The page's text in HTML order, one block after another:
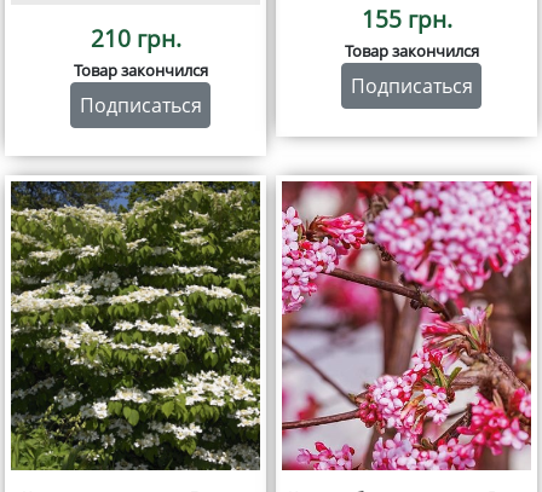
210 грн.
Товар закончился
Подписаться
155 грн.
Товар закончился
Подписаться